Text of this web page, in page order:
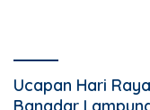
Ucapan Hari
Banadar